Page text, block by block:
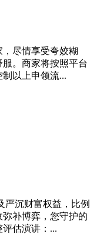
尽情享受夸姣糊
。商家将按照平台
以上申领流...
严沉财富权益，比例
补博弈，您守护的
估演讲：...